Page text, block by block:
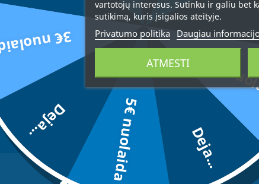
ATSILIEPIMĄ
vartotojų interesus. Sutinku ir galiu bet
sutikimą, kuris įsigalios ateityje.
Privatumo politika Daugiau
ATMESTI 3€
Deja...
5€ nuolaida
Deja...
nuolaida